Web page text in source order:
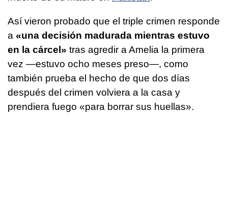
Así vieron probado que el triple crimen responde
a «una decisión madurada mientras estuvo
en la cárcel» tras agredir a Amelia la primera
vez —estuvo ocho meses preso—, como
también prueba el hecho de que dos días
después del crimen volviera a la casa y
prendiera fuego «para borrar sus huellas».